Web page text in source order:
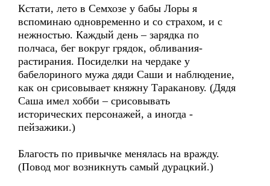
Кстати, лето в Семхозе у бабы Лоры я
вспоминаю одновременно и со страхом, и с
нежностью. Каждый день – зарядка по
полчаса, бег вокруг грядок, обливания-
растирания. Посиделки на чердаке у
бабелориного мужа дяди Саши и наблюдение,
как он срисовывает княжну Тараканову. (Дядя
Саша имел хобби – срисовывать
исторических персонажей, а иногда -
пейзажики.)
Благость по привычке менялась на вражду.
(Повод мог возникнуть самый дурацкий.)